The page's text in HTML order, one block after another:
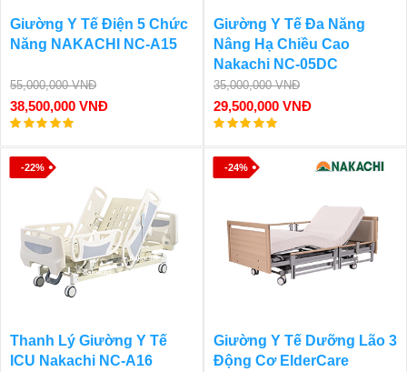
Giường Y Tế Điện 5 Chức
Năng NAKACHI NC-A15
55,000,000 VNĐ
38,500,000 VNĐ
Giường Y Tế Đa Năng
Nâng Hạ Chiều Cao
Nakachi NC-05DC
35,000,000 VNĐ
29,500,000 VNĐ
-22%
Thanh Lý Giường Y Tế
ICU Nakachi NC-A16
-24%
Giường Y Tế Dưỡng Lão 3
Động Cơ ElderCare